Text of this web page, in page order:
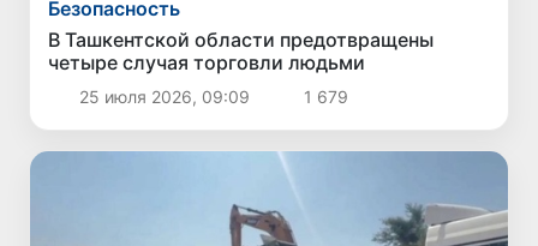
Безопасность
В Ташкентской области предотвращены
четыре случая торговли людьми
25 июля 2026, 09:09 1 679